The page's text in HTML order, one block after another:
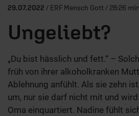
29.07.2022 / ERF Mensch Gott / 28:26
Ungeliebt?
„Du bist hässlich und fett.“ –
früh von ihrer alkoholkranken
Ablehnung anfühlt. Als sie zehn
um, nur sie darf nicht mit und
Oma einquartiert. Nadine fühlt